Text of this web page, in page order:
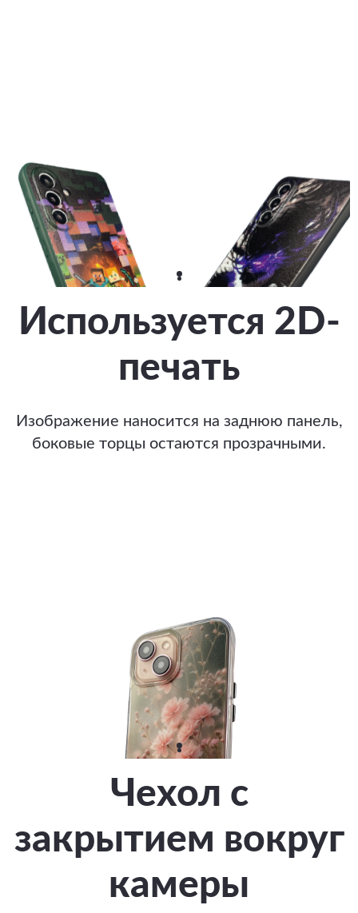
Используется 2D-
печать
Изображение наносится на заднюю панель,
боковые торцы остаются прозрачными.
Чехол с
закрытием вокруг
камеры